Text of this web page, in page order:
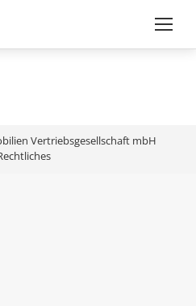
Vertriebsgesellschaft mbH